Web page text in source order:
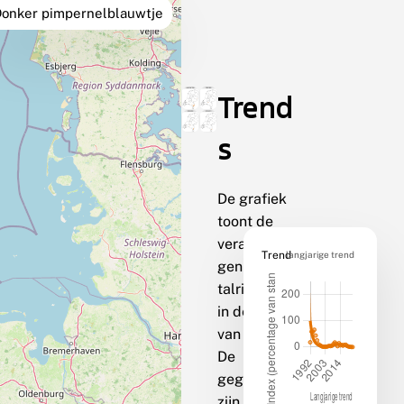
pimpernelblauwtje
Trend
s
De grafiek
toont de
veranderin
gen van de
talrijkheid
in de loop
van de tijd.
De
gegevens
Trendlangjarige trend